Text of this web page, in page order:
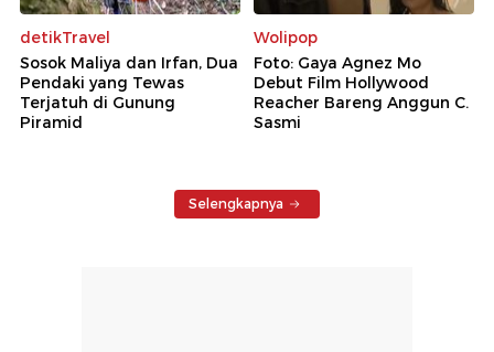
detikTravel
Sosok Maliya dan Irfan, Dua
Pendaki yang Tewas
Terjatuh di Gunung
Piramid
Wolipop
Foto: Gaya Agnez Mo
Debut Film Hollywood
Reacher Bareng Anggun C.
Sasmi
Selengkapnya